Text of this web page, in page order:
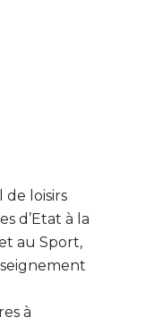
de loisirs
d’Etat à la
au Sport,
à